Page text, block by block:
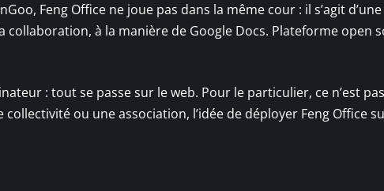
Feng Office ne joue pas dans la même cour : il s’agit
à la manière de Google Docs. Plateforme open
: tout se passe sur le web. Pour le particulier, ce n’est
ou une association, l’idée de déployer Feng Office